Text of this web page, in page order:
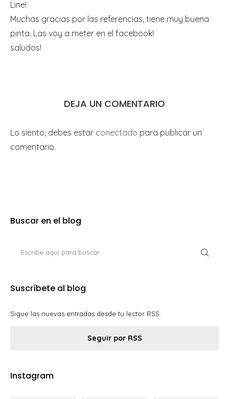
Line!
Muchas gracias por las referencias, tiene muy buena
pinta. Las voy a meter en el facebook!
saludos!
DEJA UN COMENTARIO
Lo siento, debes estar conectado para publicar un
comentario.
Buscar en el blog
Suscríbete al blog
Sigue las nuevas entradas desde tu lector RSS.
Seguir por RSS
Instagram